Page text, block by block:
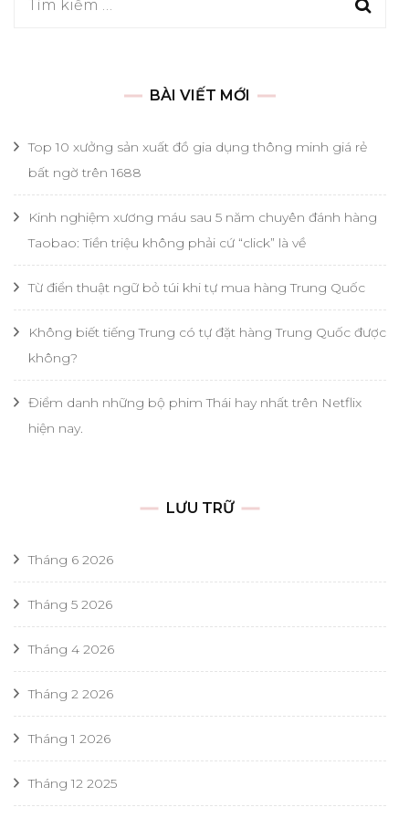
Tìm
BÀI VIẾT MỚI
Top 10 xưởng sản xuất đồ gia dụng thông minh giá rẻ
bất ngờ trên 1688
Kinh nghiệm xương máu sau 5 năm chuyên đánh hàng
Taobao: Tiền triệu không phải cứ “click” là về
Từ điển thuật ngữ bỏ túi khi tự mua hàng Trung Quốc
Không biết tiếng Trung có tự đặt hàng Trung Quốc được
không?
Điểm danh những bộ phim Thái hay nhất trên Netflix
hiện nay.
LƯU TRỮ
Tháng 6 2026
Tháng 5 2026
Tháng 4 2026
Tháng 2 2026
Tháng 1 2026
Tháng 12 2025